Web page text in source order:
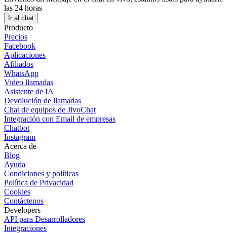
las 24 horas
Ir al chat
Producto
Precios
Facebook
Aplicaciones
Afiliados
WhatsApp
Video llamadas
Asistente de IA
Devolución de llamadas
Chat de equipos de JivoChat
Integración con Email de empresas
Chatbot
Instagram
Acerca de
Blog
Ayuda
Condiciones y políticas
Política de Privacidad
Cookies
Contáctenos
Developers
API para Desarrolladores
Integraciones